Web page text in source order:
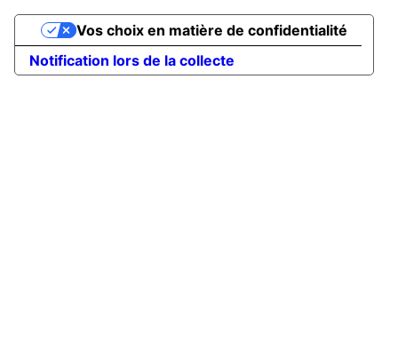
Notification lors de la collecte
Vos choix en matière de confidentialité